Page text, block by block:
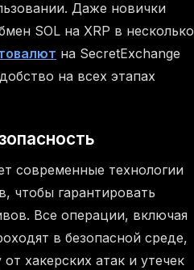
Даже новички
SOL на XRP в несколько
на SecretExchange
на всех этапах
современные технологии
чтобы гарантировать
Все операции, включая
в безопасной среде,
хакерских атак и утечек